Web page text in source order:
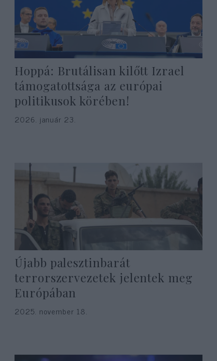
Hoppá: Brutálisan kilőtt Izrael
támogatottsága az európai
politikusok körében!
2026. január 23.
Újabb palesztinbarát
terrorszervezetek jelentek meg
Európában
2025. november 18.